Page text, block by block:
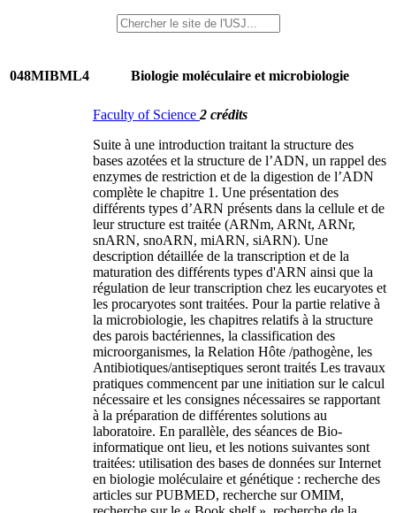
048MIBML4 Biologie moléculaire et microbiologie
Faculty of Science 2 crédits
Suite à une introduction traitant la structure des
bases azotées et la structure de l’ADN, un rappel des
enzymes de restriction et de la digestion de l’ADN
complète le chapitre 1. Une présentation des
différents types d’ARN présents dans la cellule et de
leur structure est traitée (ARNm, ARNt, ARNr,
snARN, snoARN, miARN, siARN). Une
description détaillée de la transcription et de la
maturation des différents types d'ARN ainsi que la
régulation de leur transcription chez les eucaryotes et
les procaryotes sont traitées. Pour la partie relative à
la microbiologie, les chapitres relatifs à la structure
des parois bactériennes, la classification des
microorganismes, la Relation Hôte /pathogène, les
Antibiotiques/antiseptiques seront traités Les travaux
pratiques commencent par une initiation sur le calcul
nécessaire et les consignes nécessaires se rapportant
à la préparation de différentes solutions au
laboratoire. En parallèle, des séances de Bio-
informatique ont lieu, et les notions suivantes sont
traitées: utilisation des bases de données sur Internet
en biologie moléculaire et génétique : recherche des
articles sur PUBMED, recherche sur OMIM,